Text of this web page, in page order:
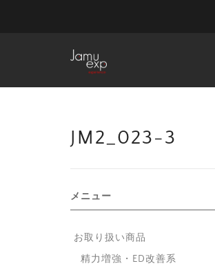
JM2_023-3
メニュー
お取り扱い商品
精力増強・ED改善系